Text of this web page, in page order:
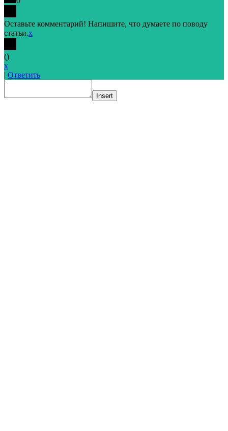
Оставьте комментарий! Напишите, что думаете по поводу
статьи.x
()
x
| Ответить
Insert